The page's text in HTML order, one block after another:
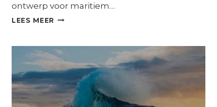
ontwerp voor maritiem…
LEES MEER NIEUW:
THRUSTERS